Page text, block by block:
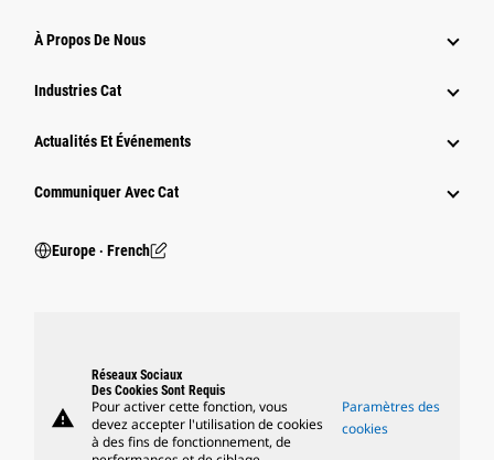
À Propos De Nous
Industries Cat
Actualités Et Événements
Communiquer Avec Cat
Europe ‧ French
warning
Réseaux Sociaux
Des Cookies Sont Requis
Pour activer cette fonction, vous
devez accepter l'utilisation de cookies
à des fins de fonctionnement, de
Paramètres des
cookies